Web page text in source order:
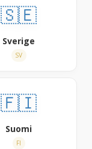
🇸🇪
Sverige
SV
🇫🇮
Suomi
FI